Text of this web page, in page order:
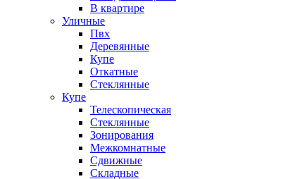
В квартире
Уличные
Пвх
Деревянные
Купе
Откатные
Стеклянные
Купе
Телескопическая
Стеклянные
Зонирования
Межкомнатные
Сдвижные
Складные